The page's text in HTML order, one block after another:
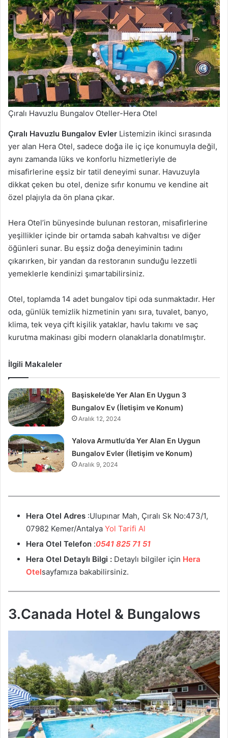
Çıralı Havuzlu Bungalov Oteller-Hera Otel
Çıralı Havuzlu Bungalov Evler Listemizin ikinci sırasında
yer alan Hera Otel, sadece doğa ile iç içe konumuyla değil,
aynı zamanda lüks ve konforlu hizmetleriyle de
misafirlerine eşsiz bir tatil deneyimi sunar. Havuzuyla
dikkat çeken bu otel, denize sıfır konumu ve kendine ait
özel plajıyla da ön plana çıkar.
Hera Otel’in bünyesinde bulunan restoran, misafirlerine
yeşillikler içinde bir ortamda sabah kahvaltısı ve diğer
öğünleri sunar. Bu eşsiz doğa deneyiminin tadını
çıkarırken, bir yandan da restoranın sunduğu lezzetli
yemeklerle kendinizi şımartabilirsiniz.
Otel, toplamda 14 adet bungalov tipi oda sunmaktadır. Her
oda, günlük temizlik hizmetinin yanı sıra, tuvalet, banyo,
klima, tek veya çift kişilik yataklar, havlu takımı ve saç
kurutma makinası gibi modern olanaklarla donatılmıştır.
İlgili Makaleler
Başiskele’de Yer Alan En Uygun 3
Bungalov Ev (İletişim ve Konum)
Aralık 12, 2024
Yalova Armutlu’da Yer Alan En Uygun
Bungalov Evler (İletişim ve Konum)
Aralık 9, 2024
Hera Otel Adres :Ulupınar Mah, Çıralı Sk No:473/1,
07982 Kemer/Antalya Yol Tarifi Al
Hera Otel Telefon :0541 825 71 51
Hera Otel Detaylı Bilgi : Detaylı bilgiler için Hera
Otelsayfamıza bakabilirsiniz.
3.Canada Hotel & Bungalows